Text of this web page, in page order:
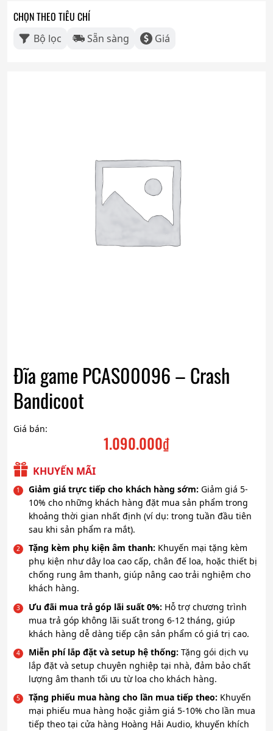
CHỌN THEO TIÊU CHÍ
Bộ lọc Sẵn sàng Giá
Đĩa game PCAS00096 – Crash
Bandicoot
Giá bán:
1.090.000₫
KHUYẾN MÃI
Giảm giá trực tiếp cho khách hàng sớm: Giảm giá 5-
10% cho những khách hàng đặt mua sản phẩm trong
khoảng thời gian nhất định (ví dụ: trong tuần đầu tiên
sau khi sản phẩm ra mắt).
Tặng kèm phụ kiện âm thanh: Khuyến mại tặng kèm
phụ kiện như dây loa cao cấp, chân đế loa, hoặc thiết bị
chống rung âm thanh, giúp nâng cao trải nghiệm cho
khách hàng.
Ưu đãi mua trả góp lãi suất 0%: Hỗ trợ chương trình
mua trả góp không lãi suất trong 6-12 tháng, giúp
khách hàng dễ dàng tiếp cận sản phẩm có giá trị cao.
Miễn phí lắp đặt và setup hệ thống: Tặng gói dịch vụ
lắp đặt và setup chuyên nghiệp tại nhà, đảm bảo chất
lượng âm thanh tối ưu từ loa cho khách hàng.
Tặng phiếu mua hàng cho lần mua tiếp theo: Khuyến
mại phiếu mua hàng hoặc giảm giá 5-10% cho lần mua
tiếp theo tại cửa hàng Hoàng Hải Audio, khuyến khích